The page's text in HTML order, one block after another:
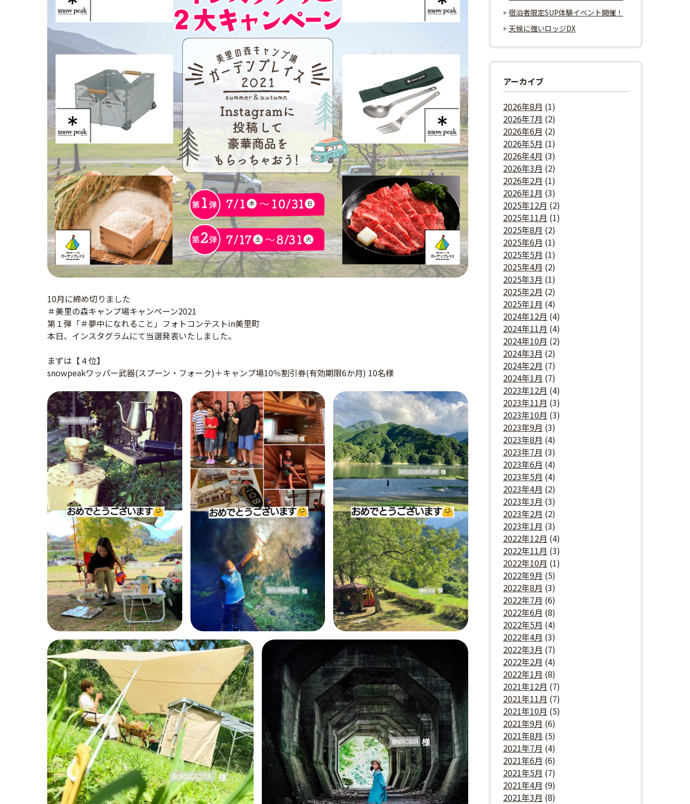
10月に締め切りました
＃美里の森キャンプ場キャンペーン2021
第１弾「＃夢中になれること」フォトコンテストin美里町
本日、インスタグラムにて当選発表いたしました。
まずは【４位】
snowpeakワッパー武器(スプーン・フォーク)＋キャンプ場10％割引券(有効期限6か月) 10名様
宿泊者限定SUP体験イベント開催！
天候に強いロッジDX
アーカイブ
2026年8月 (1)
2026年7月 (2)
2026年6月 (2)
2026年5月 (1)
2026年4月 (3)
2026年3月 (2)
2026年2月 (1)
2026年1月 (3)
2025年12月 (2)
2025年11月 (1)
2025年8月 (2)
2025年6月 (1)
2025年5月 (1)
2025年4月 (2)
2025年3月 (1)
2025年2月 (2)
2025年1月 (4)
2024年12月 (4)
2024年11月 (4)
2024年10月 (2)
2024年3月 (2)
2024年2月 (7)
2024年1月 (7)
2023年12月 (4)
2023年11月 (3)
2023年10月 (3)
2023年9月 (3)
2023年8月 (4)
2023年7月 (3)
2023年6月 (4)
2023年5月 (4)
2023年4月 (2)
2023年3月 (3)
2023年2月 (2)
2023年1月 (3)
2022年12月 (4)
2022年11月 (3)
2022年10月 (1)
2022年9月 (5)
2022年8月 (3)
2022年7月 (6)
2022年6月 (8)
2022年5月 (4)
2022年4月 (3)
2022年3月 (7)
2022年2月 (4)
2022年1月 (8)
2021年12月 (7)
2021年11月 (7)
2021年10月 (5)
2021年9月 (6)
2021年8月 (5)
2021年7月 (4)
2021年6月 (6)
2021年5月 (7)
2021年4月 (9)
2021年3月 (8)